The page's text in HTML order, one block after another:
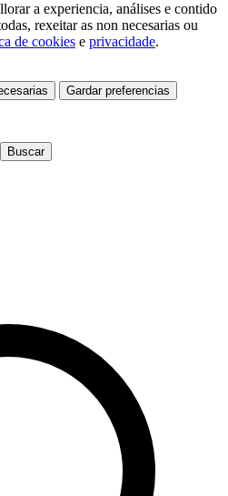
a experiencia, análises e contido
rexeitar as non necesarias ou
de cookies e privacidade.
Gardar preferencias
Buscar